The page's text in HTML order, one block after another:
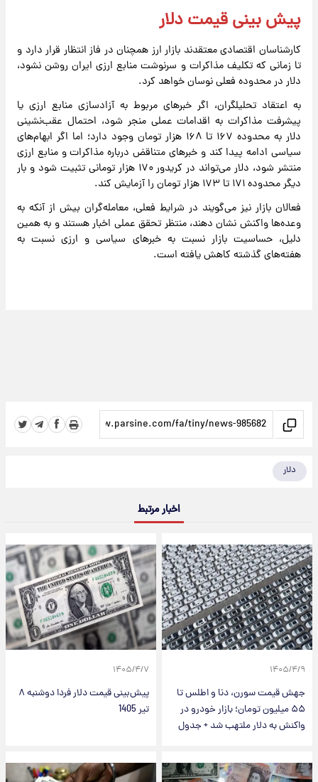
پیش ‌بینی قیمت دلار
کارشناسان اقتصادی معتقدند بازار ارز همچنان در فاز انتظار قرار دارد و
تا زمانی که تکلیف مذاکرات و سرنوشت منابع ارزی ایران روشن نشود،
دلار در محدوده فعلی نوسان خواهد کرد.
به اعتقاد تحلیلگران، اگر خبرهای مربوط به آزادسازی منابع ارزی یا
پیشرفت مذاکرات به اقدامات عملی منجر شود، احتمال عقب‌نشینی
دلار به محدوده ۱۶۷ تا ۱۶۸ هزار تومان وجود دارد؛ اما اگر ابهام‌های
سیاسی ادامه پیدا کند و خبرهای متناقض درباره مذاکرات و منابع ارزی
منتشر شود، دلار می‌تواند در کریدور ۱۷۰ هزار تومانی تثبیت شود و بار
دیگر محدوده ۱۷۱ تا ۱۷۳ هزار تومان را آزمایش کند.
فعالان بازار نیز می‌گویند در شرایط فعلی، معامله‌گران بیش از آنکه به
وعده‌ها واکنش نشان دهند، منتظر تحقق عملی اخبار هستند و به همین
دلیل، حساسیت بازار نسبت به خبرهای سیاسی و ارزی نسبت به
هفته‌های گذشته کاهش یافته است.
دلار
اخبار مرتبط
۱۴۰۵/۴/۹
جهش قیمت سورن، دنا و اطلس تا
۵۵ میلیون تومان؛ بازار خودرو در
واکنش به دلار ملتهب شد + جدول
۱۴۰۵/۴/۷
پیش‌بینی قیمت دلار فردا دوشنبه ۸
تیر 1405